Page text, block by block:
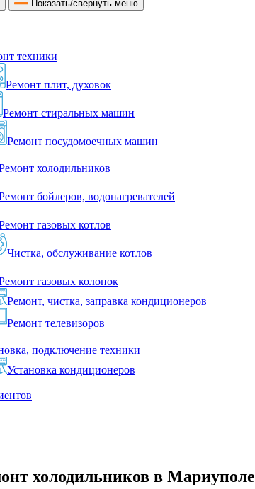
Показать/свернуть меню
техники
Ремонт плит, духовок
Ремонт стиральных машин
Ремонт посудомоечных машин
холодильников
бойлеров, водонагревателей
газовых котлов
Чистка, обслуживание котлов
газовых колонок
Ремонт, чистка, заправка кондиционеров
Ремонт телевизоров
подключение техники
Установка кондиционеров
холодильников в Мариуполе